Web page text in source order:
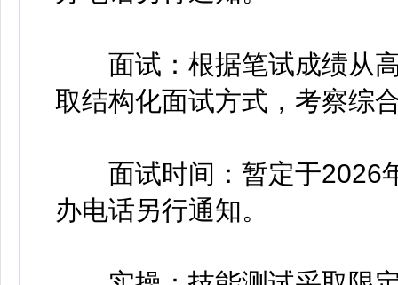
面试：根据笔试成绩从高
取结构化面试方式，考察综
面试时间：暂定于2026
办电话另行通知。